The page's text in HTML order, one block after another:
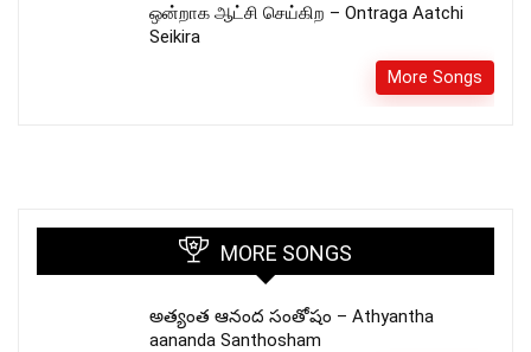
ஒன்றாக ஆட்சி செய்கிற – Ontraga Aatchi
Seikira
More Songs
MORE SONGS
అత్యంత ఆనంద సంతోషం – Athyantha
aananda Santhosham